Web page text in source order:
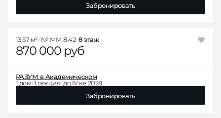
Забронировать
870 000 руб
13,57 м² № ММ.8.42 8 этаж
РАЗУМ в Академическом
1 дом 1 секция до IV кв 2028
Забронировать